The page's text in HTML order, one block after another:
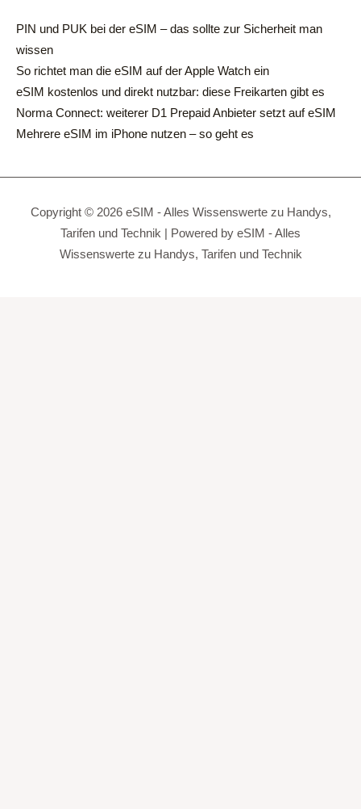
PIN und PUK bei der eSIM – das sollte zur Sicherheit man
wissen
So richtet man die eSIM auf der Apple Watch ein
eSIM kostenlos und direkt nutzbar: diese Freikarten gibt es
Norma Connect: weiterer D1 Prepaid Anbieter setzt auf eSIM
Mehrere eSIM im iPhone nutzen – so geht es
Copyright © 2026 eSIM - Alles Wissenswerte zu Handys,
Tarifen und Technik | Powered by eSIM - Alles
Wissenswerte zu Handys, Tarifen und Technik